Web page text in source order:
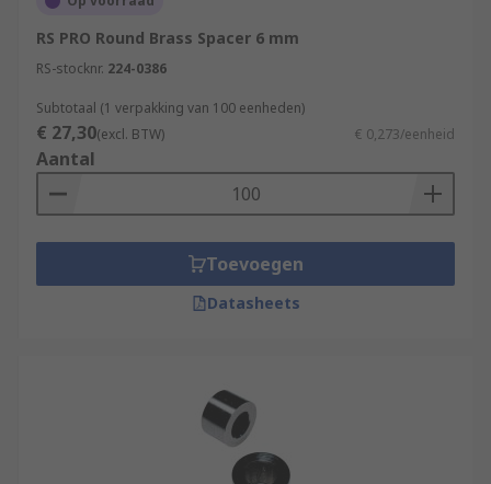
TV mounting
RS PRO Round Brass Spacer 6 mm
RS-stocknr. 224-0386
Subtotaal (1 verpakking van 100 eenheden)
€ 27,30(excl. BTW) € 0,273/eenheid
Aantal
Toevoegen
Datasheets